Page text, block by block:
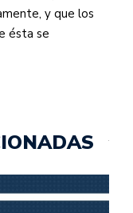
y que los
ésta se